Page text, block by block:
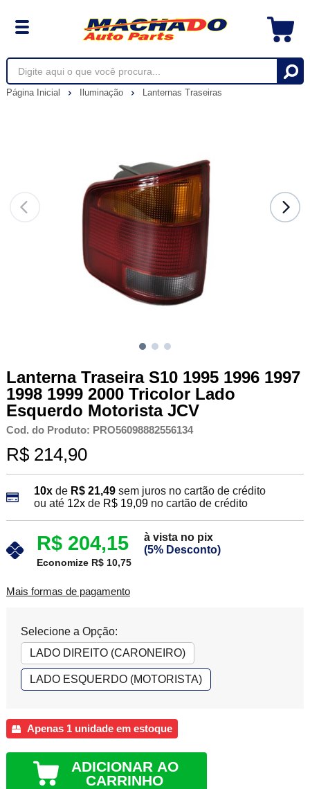
Página Inicial Iluminação Lanternas Traseiras
Lanterna Traseira S10 1995 1996 1997
1998 1999 2000 Tricolor Lado
Esquerdo Motorista JCV
Cod. do Produto: PRO56098882556134
R$ 214,90
10xde R$ 21,49 sem juros no cartão de crédito
ou até 12xde R$ 19,09no cartão de crédito
R$ 204,15
à vista no pix
(5% Desconto)
Economize R$ 10,75
Mais formas de pagamento
Selecione a Opção:
LADO DIREITO (CARONEIRO)
LADO ESQUERDO (MOTORISTA)
Apenas 1 unidade em estoque
ADICIONAR AO
CARRINHO